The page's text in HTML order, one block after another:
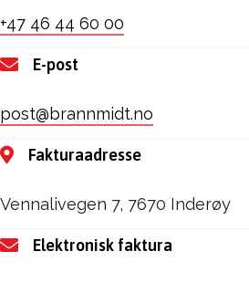
+47 46 44 60 00
E-post
post@brannmidt.no
Fakturaadresse
Vennalivegen 7, 7670 Inderøy
Elektronisk faktura